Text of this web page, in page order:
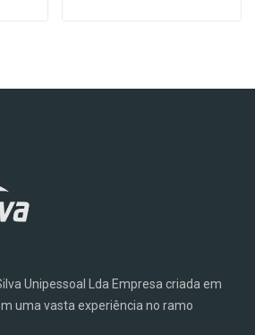
Unipessoal Lda Empresa criada em
uma vasta experiência no ramo